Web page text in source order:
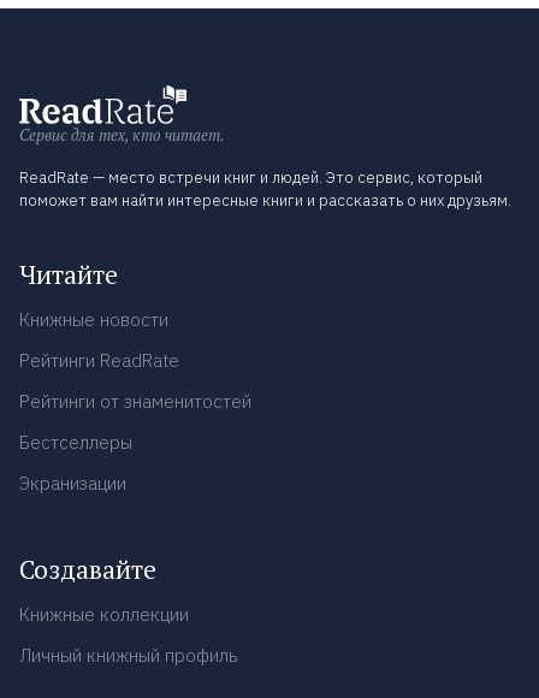
Сервис для тех, кто читает.
ReadRate — место встречи книг и людей. Это сервис, который
поможет вам найти интересные книги и рассказать о них друзьям.
Читайте
Книжные новости
Рейтинги ReadRate
Рейтинги от знаменитостей
Бестселлеры
Экранизации
Создавайте
Книжные коллекции
Личный книжный профиль